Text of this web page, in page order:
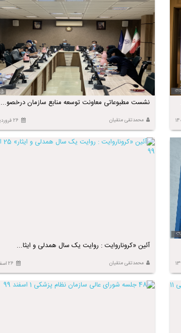
نشست مطبوعاتی معاونت توسعه منابع سازمان درخصو...
محمدتقی متقیان 26 فروردین 1400
آئین «کروناروایت : روایت یک سال همدلی و ایثا...
محمدتقی متقیان 26 اسفند 1399